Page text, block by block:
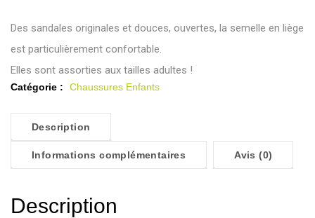
Des sandales originales et douces, ouvertes, la semelle en liège
est particulièrement confortable.
Elles sont assorties aux tailles adultes !
Catégorie : Chaussures Enfants
Description
Informations complémentaires Avis (0)
Description